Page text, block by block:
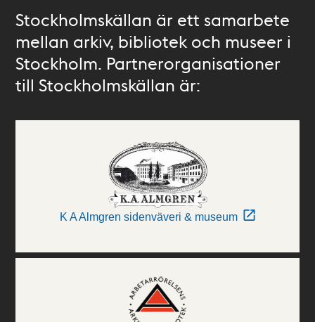
Stockholmskällan är ett samarbete
mellan arkiv, bibliotek och museer i
Stockholm. Partnerorganisationer
till Stockholmskällan är:
K A Almgren sidenväveri & museum